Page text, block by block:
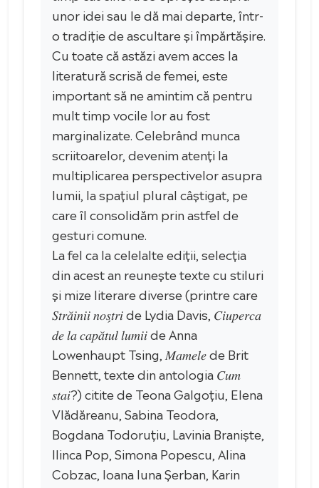
unor idei sau le dă mai departe, într-
o tradiție de ascultare și împărtășire.
Cu toate că astăzi avem acces la
literatură scrisă de femei, este
important să ne amintim că pentru
mult timp vocile lor au fost
marginalizate. Celebrând munca
scriitoarelor, devenim atenți la
multiplicarea perspectivelor asupra
lumii, la spațiul plural câștigat, pe
care îl consolidăm prin astfel de
gesturi comune.
La fel ca la celelalte ediții, selecția
din acest an reunește texte cu stiluri
și mize literare diverse (printre care
𝑆𝑡𝑟𝑎̆𝑖𝑛𝑖𝑖 𝑛𝑜𝑠̗𝑡𝑟𝑖 de Lydia Davis, 𝐶𝑖𝑢𝑝𝑒𝑟𝑐𝑎
𝑑𝑒 𝑙𝑎 𝑐𝑎𝑝𝑎̆𝑡𝑢𝑙 𝑙𝑢𝑚𝑖𝑖 de Anna
Lowenhaupt Tsing, 𝑀𝑎𝑚𝑒𝑙𝑒 de Brit
Bennett, texte din antologia 𝐶𝑢𝑚
𝑠𝑡𝑎𝑖?) citite de Teona Galgoțiu, Elena
Vlădăreanu, Sabina Teodora,
Bogdana Todoruțiu, Lavinia Braniște,
Ilinca Pop, Simona Popescu, Alina
Cobzac, Ioana Iuna Șerban, Karin